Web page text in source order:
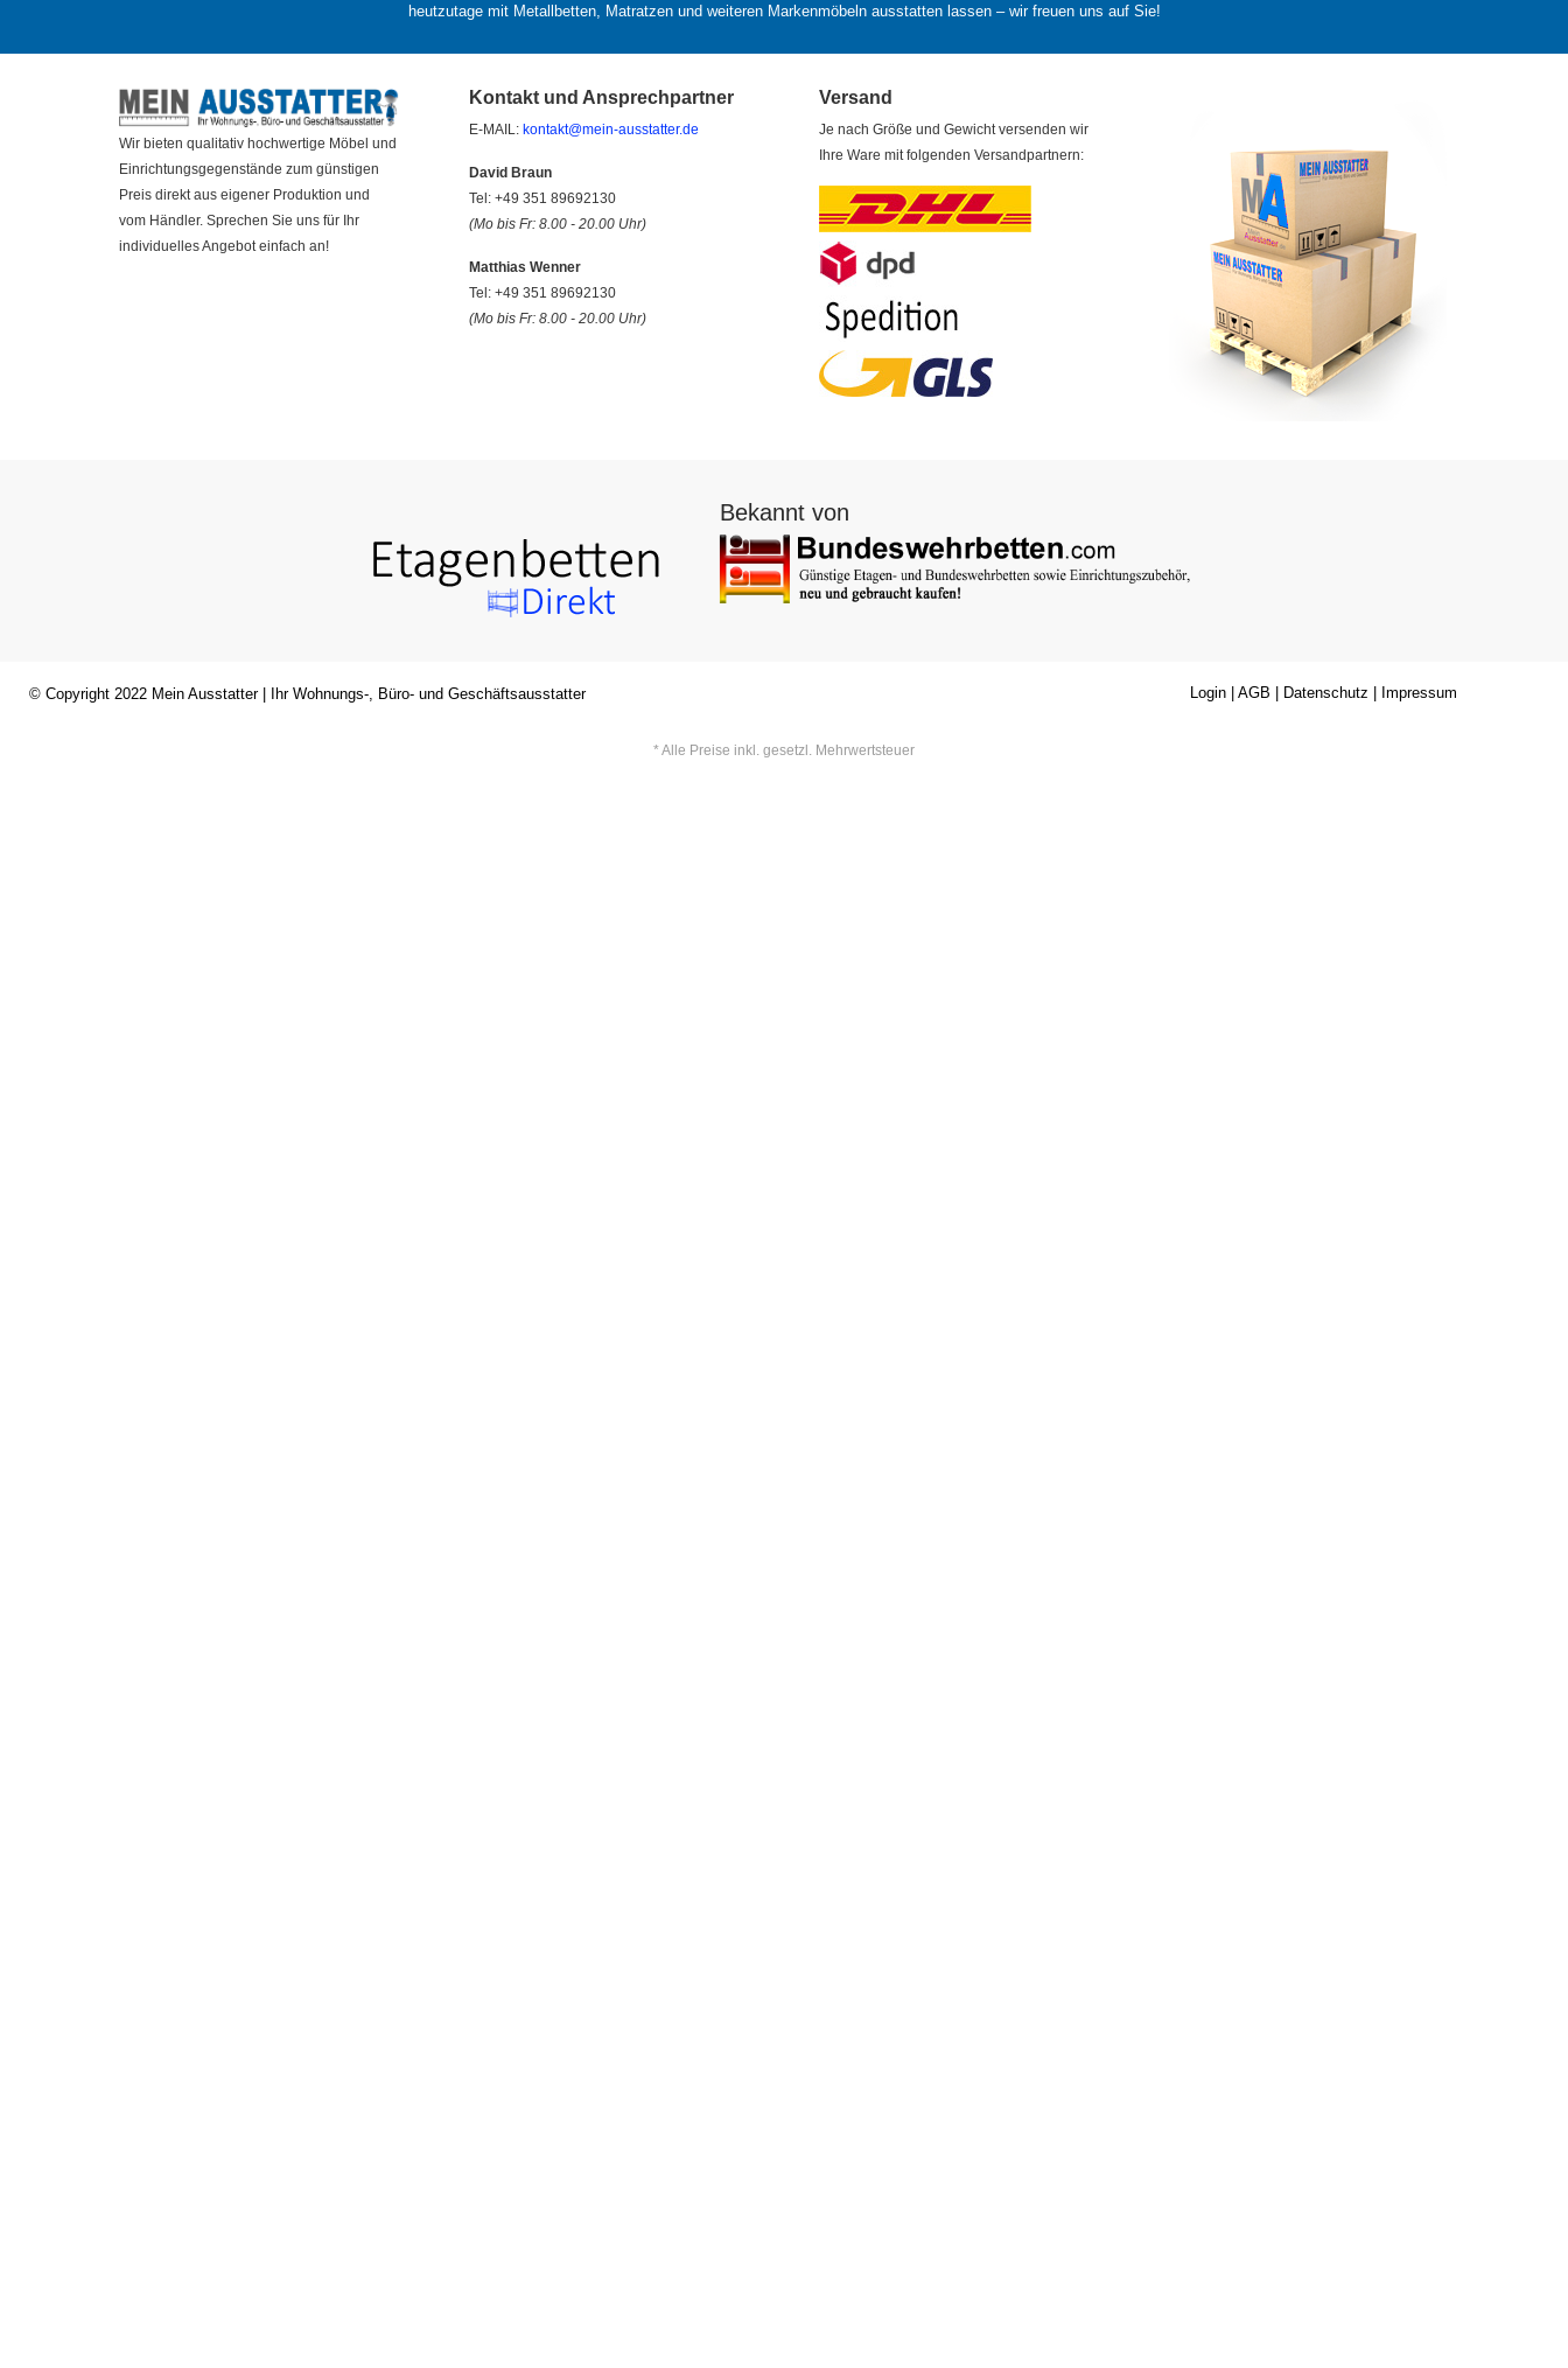
heutzutage mit Metallbetten, Matratzen und weiteren Markenmöbeln ausstatten lassen – wir freuen uns auf Sie!
Wir bieten qualitativ hochwertige Möbel und
Einrichtungsgegenstände zum günstigen
Preis direkt aus eigener Produktion und
vom Händler. Sprechen Sie uns für Ihr
individuelles Angebot einfach an!
Kontakt und Ansprechpartner
E-MAIL: kontakt@mein-ausstatter.de
David Braun
Tel: +49 351 89692130
(Mo bis Fr: 8.00 - 20.00 Uhr)
Matthias Wenner
Tel: +49 351 89692130
(Mo bis Fr: 8.00 - 20.00 Uhr)
Versand
Je nach Größe und Gewicht versenden wir
Ihre Ware mit folgenden Versandpartnern:
Bekannt von
© Copyright 2022 Mein Ausstatter| Ihr Wohnungs-, Büro- und Geschäftsausstatter Login | AGB | Datenschutz | Impressum
* Alle Preise inkl. gesetzl. Mehrwertsteuer